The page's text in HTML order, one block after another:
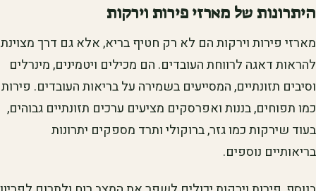
היתרונות של מארזי פירות וירקות
מארזי פירות וירקות הם לא רק חטיף בריא, אלא גם דרך מצוינת
להראות דאגה לרווחת העובדים. הם מכילים ויטמינים, מינרלים
וסיבים תזונתיים, המסייעים בשמירה על בריאות העובדים. פירות
כמו תפוחים, בננות ואפרסקים מציעים ערכים תזונתיים גבוהים,
בעוד שירקות כמו גזר, ברוקולי ותרד מספקים יתרונות
בריאותיים נוספים.